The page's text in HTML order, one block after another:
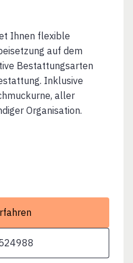
Ihnen flexible
auf dem
Bestattungsarten
Inklusive
aller
Organisation.